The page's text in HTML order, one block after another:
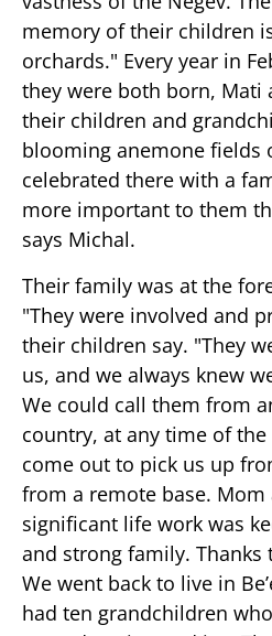
memory of their children
orchards." Every year in
they were both born, Mati
their children and
blooming anemone fields
celebrated there with a
more important to them
says Michal.
Their family was at the
"They were involved and
their children say. "They
us, and we always knew
We could call them from
country, at any time of
come out to pick us up
from a remote base.
significant life work was
and strong family. Thanks
We went back to live in
had ten grandchildren